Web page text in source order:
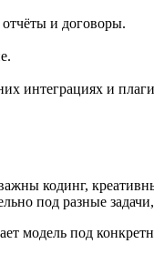
и договоры.
интеграциях и
кодинг,
под разные
модель под